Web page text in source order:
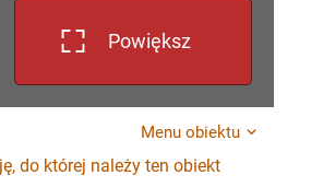
Powiększ
Menu obiektu
do której należy ten obiekt